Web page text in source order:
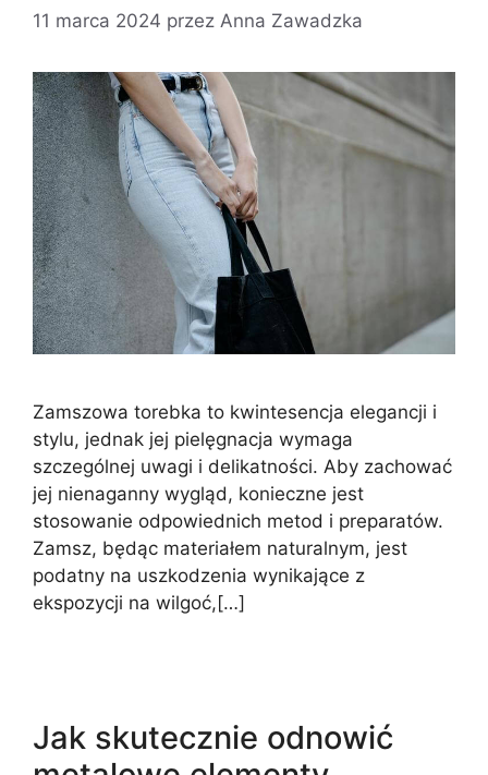
11 marca 2024 przez Anna Zawadzka
Zamszowa torebka to kwintesencja elegancji i
stylu, jednak jej pielęgnacja wymaga
szczególnej uwagi i delikatności. Aby zachować
jej nienaganny wygląd, konieczne jest
stosowanie odpowiednich metod i preparatów.
Zamsz, będąc materiałem naturalnym, jest
podatny na uszkodzenia wynikające z
ekspozycji na wilgoć,[…]
Jak skutecznie odnowić